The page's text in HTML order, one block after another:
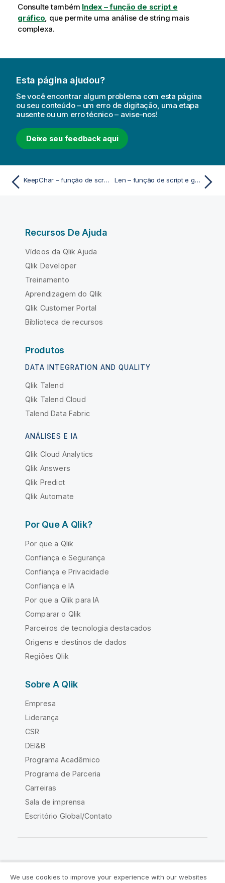
Consulte também Index – função de script e
gráfico, que permite uma análise de string mais
complexa.
Esta página ajudou?
Se você encontrar algum problema com esta página
ou seu conteúdo – um erro de digitação, uma etapa
ausente ou um erro técnico – avise-nos!
Deixe seu feedback aqui
KeepChar – função de script e gráfico Len – função de script e gráfico
Recursos De Ajuda
Vídeos da Qlik Ajuda
Qlik Developer
Treinamento
Aprendizagem do Qlik
Qlik Customer Portal
Biblioteca de recursos
Produtos
DATA INTEGRATION AND QUALITY
Qlik Talend
Qlik Talend Cloud
Talend Data Fabric
ANÁLISES E IA
Qlik Cloud Analytics
Qlik Answers
Qlik Predict
Qlik Automate
Por Que A Qlik?
Por que a Qlik
Confiança e Segurança
Confiança e Privacidade
Confiança e IA
Por que a Qlik para IA
Comparar o Qlik
Parceiros de tecnologia destacados
Origens e destinos de dados
Regiões Qlik
Sobre A Qlik
Empresa
Liderança
CSR
DEI&B
Programa Acadêmico
Programa de Parceria
Carreiras
Sala de imprensa
Escritório Global/Contato
We use cookies to improve your experience with our websites